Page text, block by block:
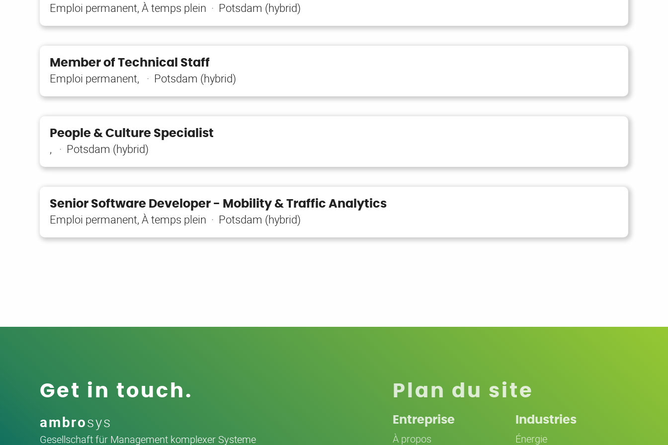
Emploi permanent, À temps plein · Potsdam (hybrid)
Member of Technical Staff
Emploi permanent, · Potsdam (hybrid)
People & Culture Specialist
, · Potsdam (hybrid)
Senior Software Developer - Mobility & Traffic Analytics
Emploi permanent, À temps plein · Potsdam (hybrid)
Get in touch.
ambrosys
Gesellschaft für Management komplexer Systeme
Plan du site
Entreprise
À propos
Industries
Énergie